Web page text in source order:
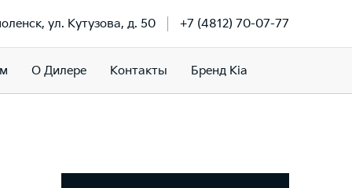
ул. Кутузова, д. 50 +7 (4812) 70-07-77
О Дилере Контакты Бренд Kia